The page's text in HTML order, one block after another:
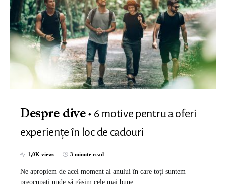
Despre dive
6 motive pentru a oferi
experiențe în loc de cadouri
1,0K views 3 minute read
Ne apropiem de acel moment al anului în care toți suntem
preocupaţi unde să găsim cele mai bune…